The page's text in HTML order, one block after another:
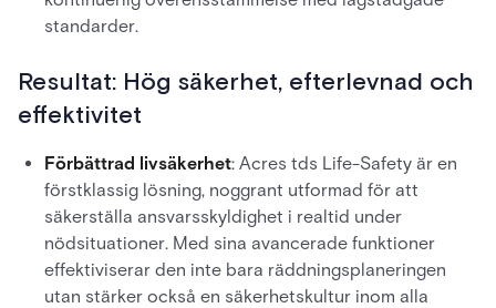
standarder.
Resultat: Hög säkerhet, efterlevnad och
effektivitet
Förbättrad livsäkerhet: Acres tds Life-Safety är en
förstklassig lösning, noggrant utformad för att
säkerställa ansvarsskyldighet i realtid under
nödsituationer. Med sina avancerade funktioner
effektiviserar den inte bara räddningsplaneringen
utan stärker också en säkerhetskultur inom alla